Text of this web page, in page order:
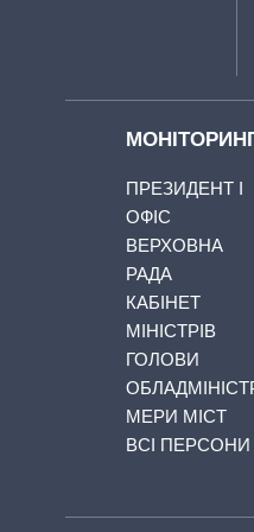
ПРЕЗИДЕНТ І
ОФІС
ВЕРХОВНА
РАДА
КАБІНЕТ
МІНІСТРІВ
ГОЛОВИ
МЕРИ МІСТ
ВСІ ПЕРСОНИ